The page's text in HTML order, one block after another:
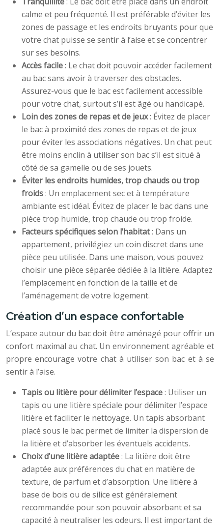
calme et peu fréquenté. Il est préférable d’éviter les
zones de passage et les endroits bruyants pour que
votre chat puisse se sentir à l’aise et se concentrer
sur ses besoins.
Accès facile: Le chat doit pouvoir accéder facilement
au bac sans avoir à traverser des obstacles.
Assurez-vous que le bac est facilement accessible
pour votre chat, surtout s’il est âgé ou handicapé.
Loin des zones de repas et de jeux: Évitez de placer
le bac à proximité des zones de repas et de jeux
pour éviter les associations négatives. Un chat peut
être moins enclin à utiliser son bac s’il est situé à
côté de sa gamelle ou de ses jouets.
Éviter les endroits humides, trop chauds ou trop
froids: Un emplacement sec et à température
ambiante est idéal. Évitez de placer le bac dans une
pièce trop humide, trop chaude ou trop froide.
Facteurs spécifiques selon l’habitat: Dans un
appartement, privilégiez un coin discret dans une
pièce peu utilisée. Dans une maison, vous pouvez
choisir une pièce séparée dédiée à la litière. Adaptez
l’emplacement en fonction de la taille et de
l’aménagement de votre logement.
Création d’un espace confortable
L’espace autour du bac doit être aménagé pour offrir un
confort maximal au chat. Un environnement agréable et
propre encourage votre chat à utiliser son bac et à se
sentir à l’aise.
Tapis ou litière pour délimiter l’espace: Utiliser un
tapis ou une litière spéciale pour délimiter l’espace
litière et faciliter le nettoyage. Un tapis absorbant
placé sous le bac permet de limiter la dispersion de
la litière et d’absorber les éventuels accidents.
Choix d’une litière adaptée: La litière doit être
adaptée aux préférences du chat en matière de
texture, de parfum et d’absorption. Une litière à
base de bois ou de silice est généralement
recommandée pour son pouvoir absorbant et sa
capacité à neutraliser les odeurs. Il est important de